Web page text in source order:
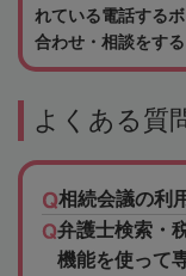
れている電話する
合わせ・相談をする
よくある質
相続会議の利
弁護士検索・
機能を使って